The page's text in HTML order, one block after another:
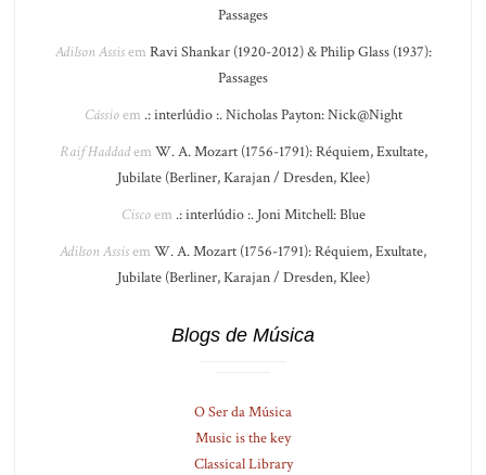
Passages
Adilson Assisem Ravi Shankar (1920-2012) & Philip Glass (1937):
Passages
Cássioem .: interlúdio :. Nicholas Payton: Nick@Night
Raif Haddadem W. A. Mozart (1756-1791): Réquiem, Exultate,
Jubilate (Berliner, Karajan / Dresden, Klee)
Ciscoem .: interlúdio :. Joni Mitchell: Blue
Adilson Assisem W. A. Mozart (1756-1791): Réquiem, Exultate,
Jubilate (Berliner, Karajan / Dresden, Klee)
Blogs de Música
O Ser da Música
Music is the key
Classical Library